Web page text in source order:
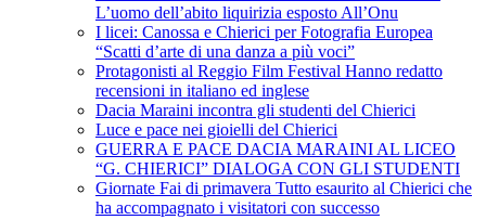
L’uomo dell’abito liquirizia esposto All’Onu
I licei: Canossa e Chierici per Fotografia Europea
“Scatti d’arte di una danza a più voci”
Protagonisti al Reggio Film Festival Hanno redatto
recensioni in italiano ed inglese
Dacia Maraini incontra gli studenti del Chierici
Luce e pace nei gioielli del Chierici
GUERRA E PACE DACIA MARAINI AL LICEO
“G. CHIERICI” DIALOGA CON GLI STUDENTI
Giornate Fai di primavera Tutto esaurito al Chierici che
ha accompagnato i visitatori con successo